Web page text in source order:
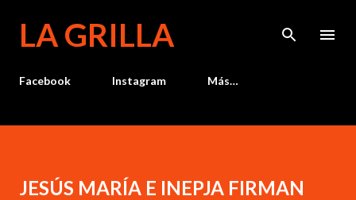
LA GRILLA
Facebook Instagram Más…
JESÚS MARÍA E INEPJA FIRMAN